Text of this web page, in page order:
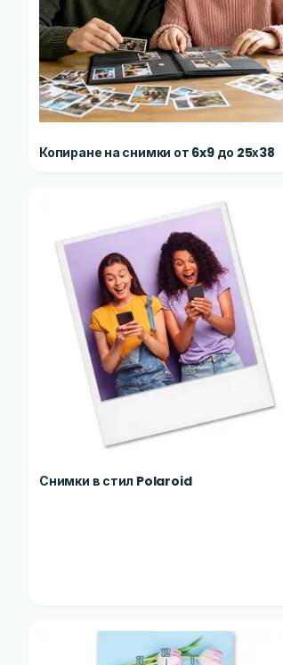
Копиране на снимки от 6x9 до 25х38
Снимки в стил Polaroid